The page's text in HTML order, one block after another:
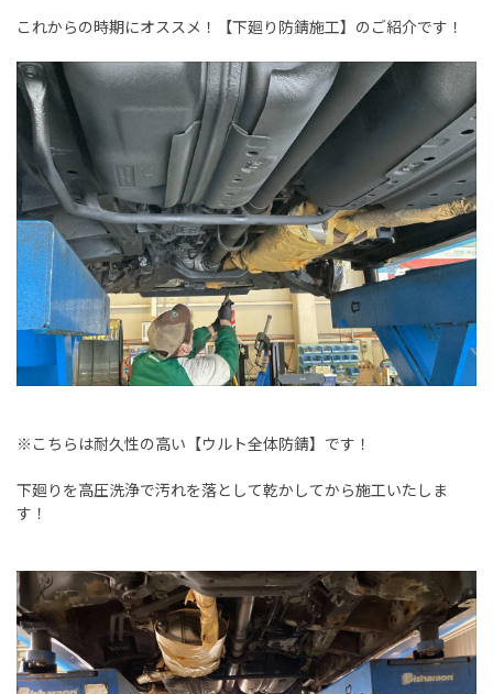
これからの時期にオススメ！【下廻り防錆施工】のご紹介です！
※こちらは耐久性の高い【ウルト全体防錆】です！
下廻りを高圧洗浄で汚れを落として乾かしてから施工いたしま
す！